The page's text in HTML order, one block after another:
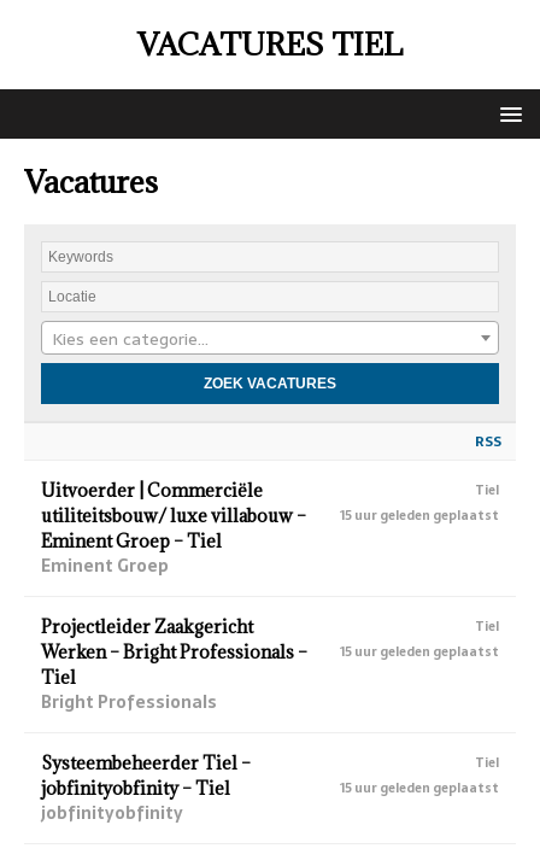
VACATURES TIEL
Vacatures
Kies een categorie…
RSS
Uitvoerder | Commerciële
utiliteitsbouw/ luxe villabouw –
Eminent Groep – Tiel
Eminent Groep
Tiel
15 uur geleden geplaatst
Projectleider Zaakgericht
Werken – Bright Professionals –
Tiel
Bright Professionals
Tiel
15 uur geleden geplaatst
Systeembeheerder Tiel –
jobfinityobfinity – Tiel
jobfinityobfinity
Tiel
15 uur geleden geplaatst